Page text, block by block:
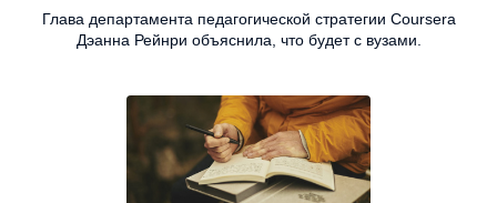
Глава департамента педагогической стратегии Coursera
Дэанна Рейнри объяснила, что будет с вузами.